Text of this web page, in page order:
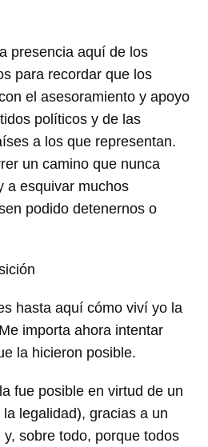
presencia aquí de los
para recordar que los
el asesoramiento y apoyo
políticos y de las
a los que representan.
un camino que nunca
a esquivar muchos
podido detenernos o
hasta aquí cómo viví yo la
importa ahora intentar
la hicieron posible.
fue posible en virtud de un
legalidad), gracias a un
sobre todo, porque todos